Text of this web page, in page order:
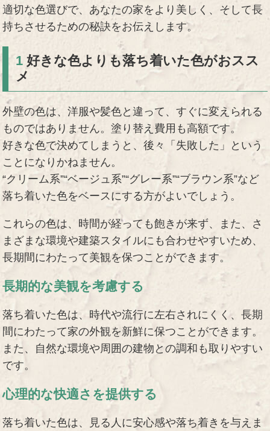
適切な色選びで、あなたの家をより美しく、そして長
持ちさせるための秘訣をお伝えします。
1好きな色よりも落ち着いた色がおスス
メ
外壁の色は、洋服や髪色と違って、すぐに変えられる
ものではありません。塗り替え費用も高額です。
好きな色で決めてしまうと、後々「失敗した」という
ことになりかねません。
“クリーム系”“ベージュ系”“グレー系”“ブラウン系”など
落ち着いた色をベースにする方がよいでしょう。
これらの色は、時間が経っても飽きが来ず、また、さ
まざまな環境や建築スタイルにも合わせやすいため、
長期間にわたって美観を保つことができます。
長期的な美観を考慮する
落ち着いた色は、時代や流行に左右されにくく、長期
間にわたって家の外観を新鮮に保つことができます。
また、自然な環境や周囲の建物との調和も取りやすい
です。
心理的な快適さを提供する
落ち着いた色は、見る人に安心感や落ち着きを与えま